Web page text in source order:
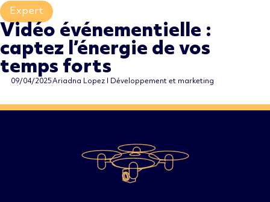
Expert
Vidéo événementielle :
captez l’énergie de vos
temps forts
09/04/2025Ariadna Lopez I Développement et marketing